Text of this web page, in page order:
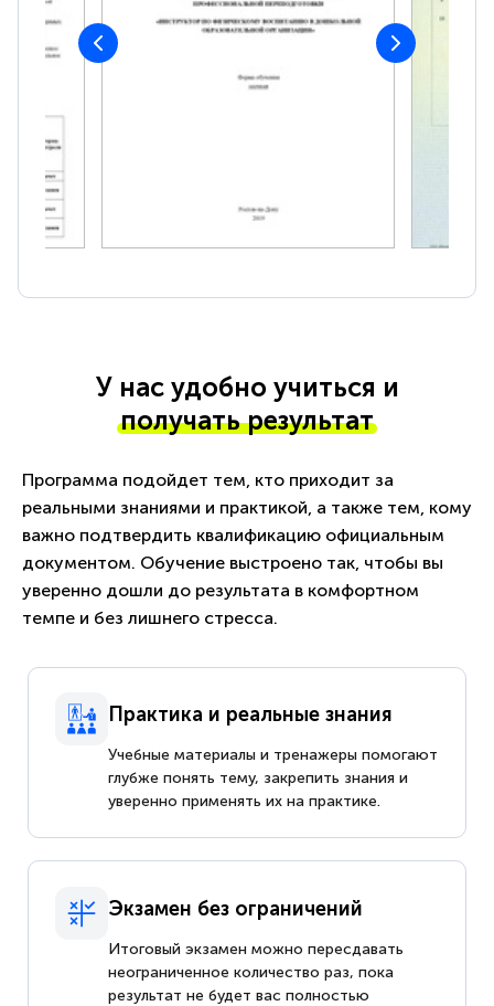
У нас удобно учиться и
получать результат
Программа подойдет тем, кто приходит за
реальными знаниями и практикой, а также тем, кому
важно подтвердить квалификацию официальным
документом. Обучение выстроено так, чтобы вы
уверенно дошли до результата в комфортном
темпе и без лишнего стресса.
Практика и реальные знания
Учебные материалы и тренажеры помогают
глубже понять тему, закрепить знания и
уверенно применять их на практике.
Экзамен без ограничений
Итоговый экзамен можно пересдавать
неограниченное количество раз, пока
результат не будет вас полностью